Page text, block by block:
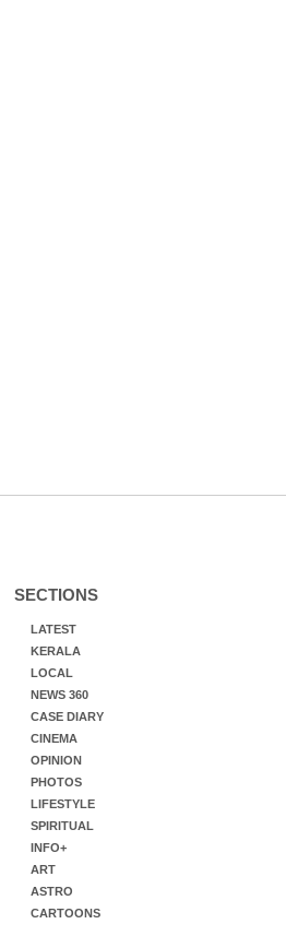
SECTIONS
LATEST
KERALA
LOCAL
NEWS 360
CASE DIARY
CINEMA
OPINION
PHOTOS
LIFESTYLE
SPIRITUAL
INFO+
ART
ASTRO
CARTOONS